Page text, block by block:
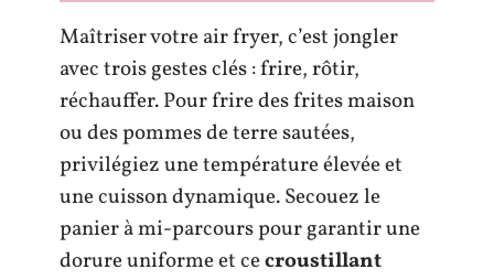
Maîtriser votre air fryer, c’est jongler
avec trois gestes clés : frire, rôtir,
réchauffer. Pour frire des frites maison
ou des pommes de terre sautées,
privilégiez une température élevée et
une cuisson dynamique. Secouez le
panier à mi-parcours pour garantir une
dorure uniforme et cecroustillant